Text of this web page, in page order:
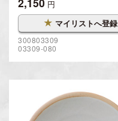
円
★ マイリストへ登録
300803309
03309-080